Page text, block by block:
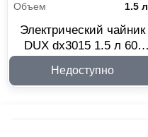
Объем
1.5 л
Электрический чайник
DUX dx3015 1.5 л 60-
Недоступно